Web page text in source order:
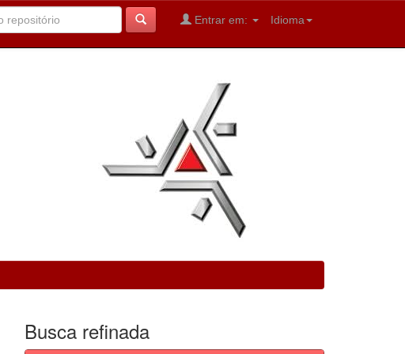
Idioma
Entrar em:
Busca refinada